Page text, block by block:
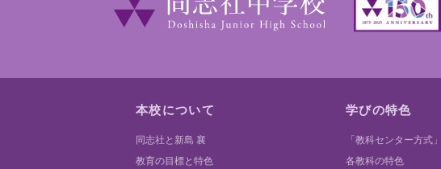
本校について
同志社と新島 襄
教育の目標と特色
学びの特色
「教科センター方式
各教科の特色